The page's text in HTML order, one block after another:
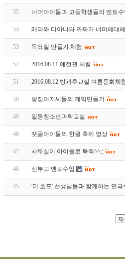
55 너머아이들과 고등학생들의 멘토
54 레라와 디아나와 까짜가 너머에대
53 목요일 만들기 체험
52 2016.08.11 예절관 체험
51 2016.08.12 방과후교실 여름문화체
50 빵집아저씨들의 케익만들기
49 일동청소년과학교실
48 땟골아이들의 한글 축제 영상
47 사무실이 아이들로 북적^^;;
46 선부고 멘토수업
45 '더 호프' 선생님들과 함께하는 연극